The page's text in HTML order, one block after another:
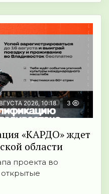
2026, 10:18 3
«КАРДО» ждет
области
проекта во
открытые